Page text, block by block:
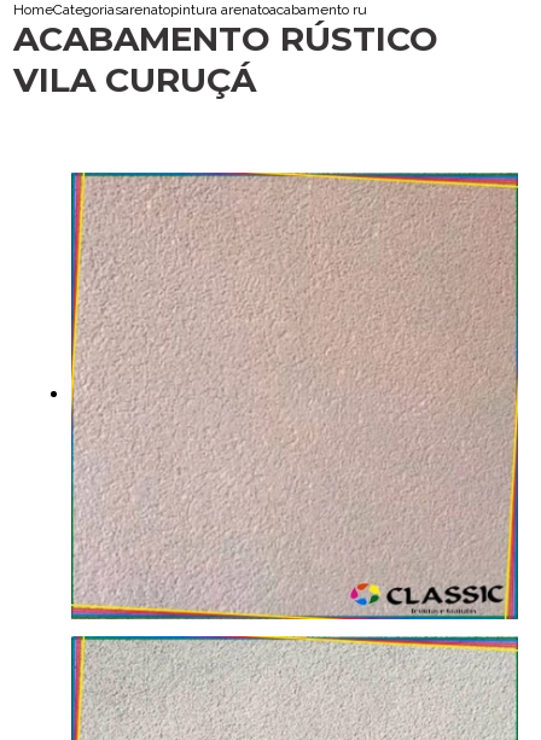
HomeCategoriasarenatopintura arenatoacabamento rustico vila curuca
ACABAMENTO RÚSTICO
VILA CURUÇÁ